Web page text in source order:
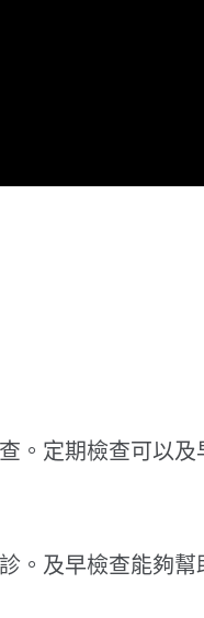
。定期檢查可以及
。及早檢查能夠幫